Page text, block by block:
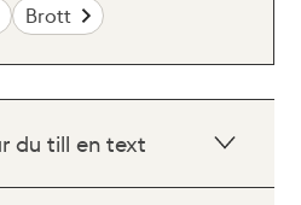
Brott
du till en text